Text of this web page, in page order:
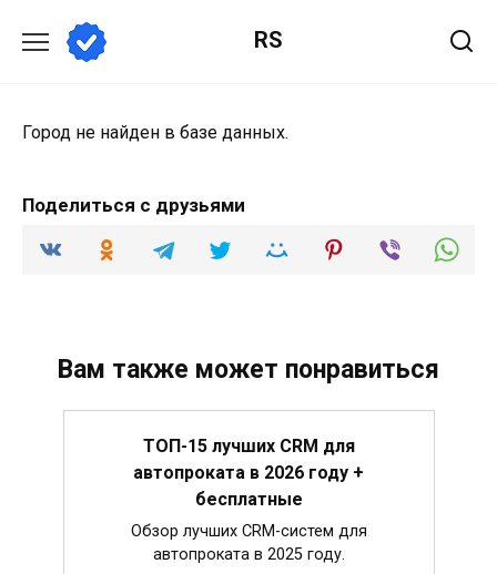
содержанию
RS
Город не найден в базе данных.
Поделиться с друзьями
Вам также может понравиться
ТОП-15 лучших CRM для
автопроката в 2026 году +
бесплатные
Обзор лучших CRM-систем для
автопроката в 2025 году.